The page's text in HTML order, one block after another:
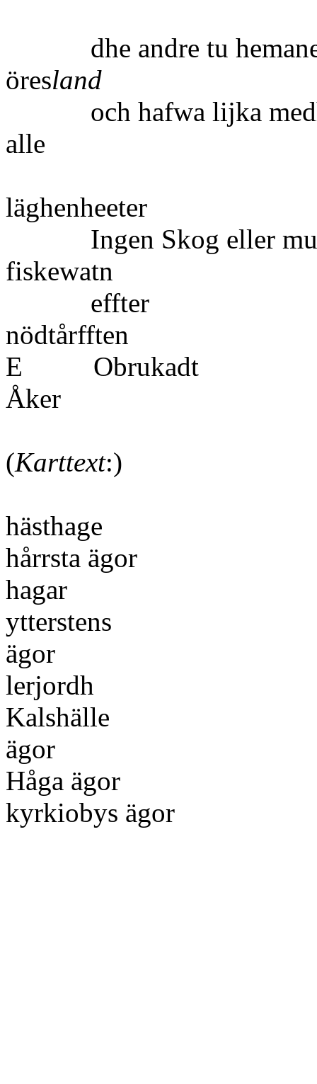
dhe andre tu
öresland
och hafwa lijka medh
Ingen Skog eller
effter
E Obrukadt
(Karttext
ytterstens
Kalshälle
kyrkiobys ägor